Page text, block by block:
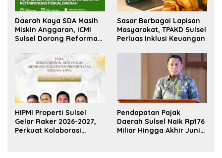
Daerah Kaya SDA Masih
Miskin Anggaran, ICMI
Sulsel Dorong Reformasi
Sasar Berbagai Lapisan
Masyarakat, TPAKD Sulsel
Perluas Inklusi Keuangan
HIPMI Properti Sulsel
Gelar Raker 2026-2027,
Perkuat Kolaborasi
Pendapatan Pajak
Daerah Sulsel Naik Rp176
Miliar Hingga Akhir Juni